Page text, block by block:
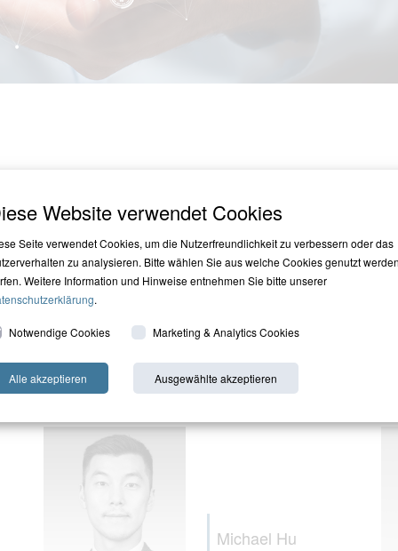
Long-term partner for investors
Committee Senior Investment
Michael Hu
Website verwendet Cookies
Seite verwendet Cookies, um die Nutzerfreundlichkeit zu verbessern oder das
zu analysieren. Bitte wählen Sie aus welche Cookies genutzt
Weitere Information und Hinweise entnehmen Sie bitte unserer
.
Notwendige Cookies Marketing & Analytics Cookies
Alle akzeptieren Ausgewählte akzeptieren